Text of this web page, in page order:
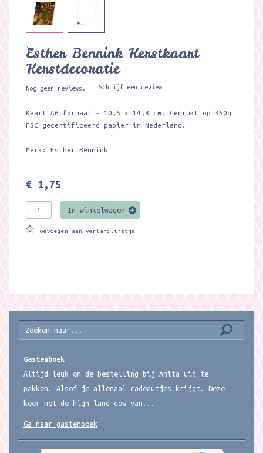
Esther Bennink Kerstkaart
Kerstdecoratie
Nog geen reviews. Schrijf een review
Kaart A6 formaat - 10,5 x 14,8 cm. Gedrukt op 350g
FSC gecertificeerd papier in Nederland.
Merk: Esther Bennink
€ 1,75
In winkelwagen
Toevoegen aan verlanglijstje
Gastenboek
Altijd leuk om de bestelling bij Anita uit te
pakken. Alsof je allemaal cadeautjes krijgt. Deze
keer met de high land cow van...
Ga naar gastenboek